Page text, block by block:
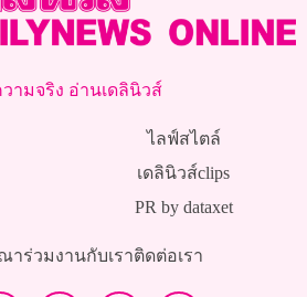
ามจริง อ่านเดลินิวส์
ไลฟ์สไตล์
เดลินิวส์clips
PR by dataxet
าร่วมงานกับเราติดต่อเรา